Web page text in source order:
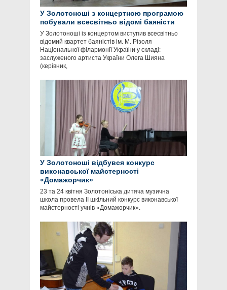
У Золотоноші з концертною програмою
побували всесвітньо відомі баяністи
У Золотоноші із концертом виступив всесвітньо
відомий квартет баяністів ім. М. Різоля
Національної філармонії України у складі:
заслуженого артиста України Олега Шияна
(керівник,
У Золотоноші відбувся конкурс
виконавської майстерності
«Домажорчик»
23 та 24 квітня Золотоніська дитяча музична
школа провела II шкільний конкурс виконавської
майстерності учнів «Домажорчик».